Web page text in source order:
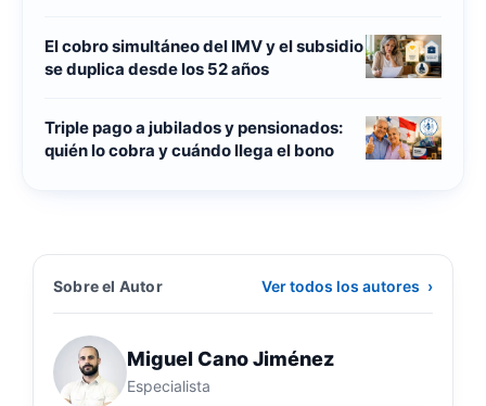
El cobro simultáneo del IMV y el subsidio
se duplica desde los 52 años
Triple pago a jubilados y pensionados:
quién lo cobra y cuándo llega el bono
Sobre el Autor Ver todos los autores ›
Miguel Cano Jiménez
Especialista